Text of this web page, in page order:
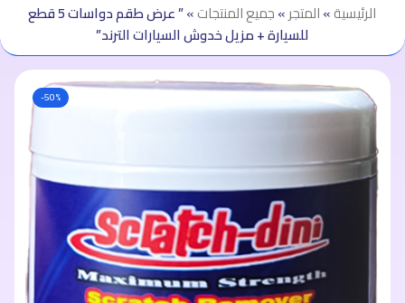
الرئيسية»المتجر»جميع المنتجات»
” عرض طقم دواسات 5 قطع
للسيارة + مزيل خدوش السيارات الترند”
-50%